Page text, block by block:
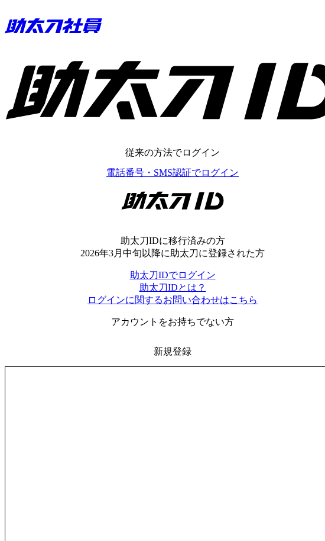
助太刀ID
従来の方法でログイン
電話番号・SMS認証でログイン
助太刀ID
助太刀IDに移行済みの方
2026年3月中旬以降に助太刀に登録された方
助太刀IDでログイン
助太刀IDとは？
ログインに関するお問い合わせはこちら
アカウントをお持ちでない方
新規登録